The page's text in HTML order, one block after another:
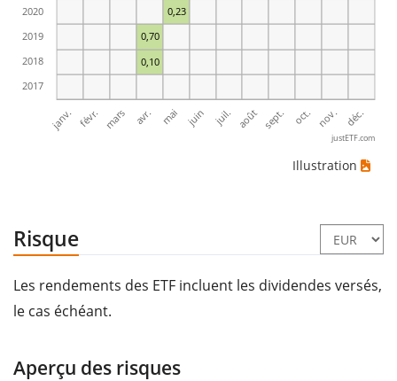
0,10
0,70
0,23
janv. févr. mars avr. mai juin juil. août sept. oct. nov. déc.
2017
2018
2019
2020
justETF.com
Illustration
Risque
Les rendements des ETF incluent les dividendes versés,
le cas échéant.
Aperçu des risques